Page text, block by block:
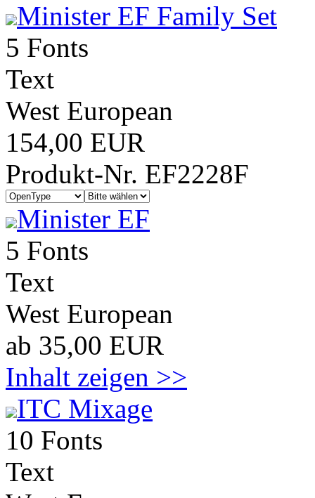
Minister EF Family Set
5 Fonts
Text
West European
154,00 EUR
Produkt-Nr. EF2228F
Minister EF
5 Fonts
Text
West European
ab 35,00 EUR
Inhalt zeigen >>
ITC Mixage
10 Fonts
Text